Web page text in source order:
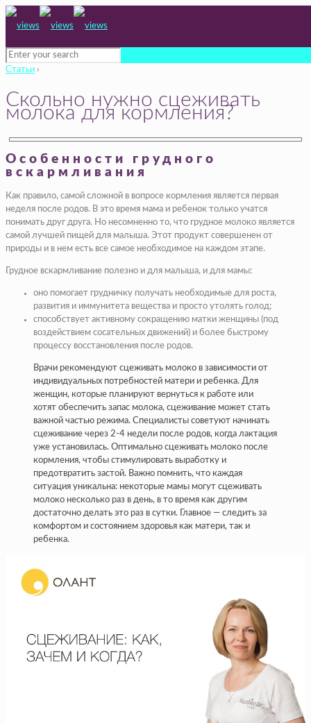
Статьи ›
Скольно нужно сцеживать
молока для кормления?
Особенности грудного
вскармливания
Как правило, самой сложной в вопросе кормления является первая
неделя после родов. В это время мама и ребенок только учатся
понимать друг друга. Но несомненно то, что грудное молоко является
самой лучшей пищей для малыша. Этот продукт совершенен от
природы и в нем есть все самое необходимое на каждом этапе.
Грудное вскармливание полезно и для малыша, и для мамы:
оно помогает грудничку получать необходимые для роста,
развития и иммунитета вещества и просто утолять голод;
способствует активному сокращению матки женщины (под
воздействием сосательных движений) и более быстрому
процессу восстановления после родов.
Врачи рекомендуют сцеживать молоко в зависимости от
индивидуальных потребностей матери и ребенка. Для
женщин, которые планируют вернуться к работе или
хотят обеспечить запас молока, сцеживание может стать
важной частью режима. Специалисты советуют начинать
сцеживание через 2-4 недели после родов, когда лактация
уже установилась. Оптимально сцеживать молоко после
кормления, чтобы стимулировать выработку и
предотвратить застой. Важно помнить, что каждая
ситуация уникальна: некоторые мамы могут сцеживать
молоко несколько раз в день, в то время как другим
достаточно делать это раз в сутки. Главное — следить за
комфортом и состоянием здоровья как матери, так и
ребенка.